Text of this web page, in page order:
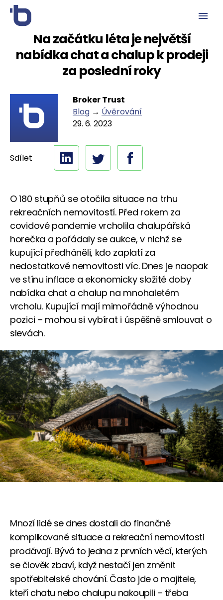
Na začátku léta je největší
nabídka chat a chalup k prodeji
za poslední roky
Broker Trust
Blog → Úvěrování
29. 6. 2023
Sdílet
O 180 stupňů se otočila situace na trhu
rekreačních nemovitostí. Před rokem za
covidové pandemie vrcholila chalupářská
horečka a pořádaly se aukce, v nichž se
kupující předháněli, kdo zaplatí za
nedostatkové nemovitosti víc. Dnes je naopak
ve stínu inflace a ekonomicky složité doby
nabídka chat a chalup na mnohaletém
vrcholu. Kupující mají mimořádně výhodnou
pozici – mohou si vybírat i úspěšně smlouvat o
slevách.
Mnozí lidé se dnes dostali do finančně
komplikované situace a rekreační nemovitosti
prodávají. Bývá to jedna z prvních věcí, kterých
se člověk zbaví, když nestačí jen změnit
spotřebitelské chování. Často jde o majitele,
kteří chatu nebo chalupu nakoupili – třeba